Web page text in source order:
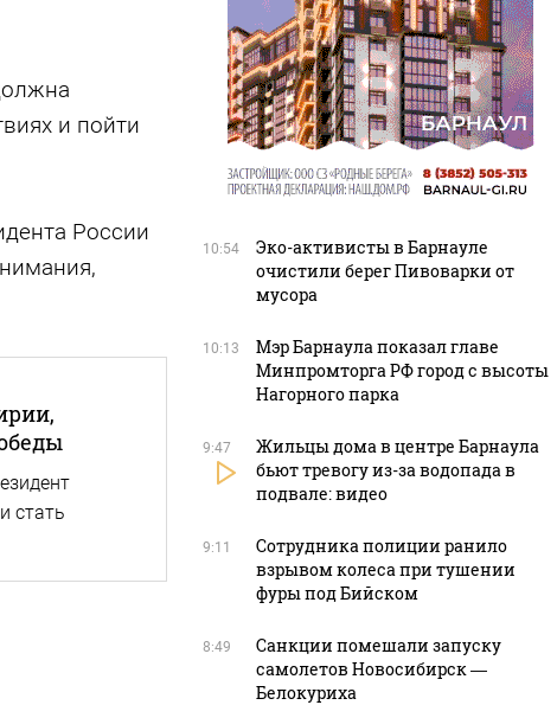
и пойти
России
стать
10:54
Эко-активисты в Барнауле
очистили берег Пивоварки от
мусора
10:13
Мэр Барнаула показал главе
Минпромторга РФ город с высоты
Нагорного парка
9:47
Жильцы дома в центре Барнаула
бьют тревогу из-за водопада в
подвале: видео
9:11
Сотрудника полиции ранило
взрывом колеса при тушении
фуры под Бийском
8:49
Санкции помешали запуску
самолетов Новосибирск —
Белокуриха